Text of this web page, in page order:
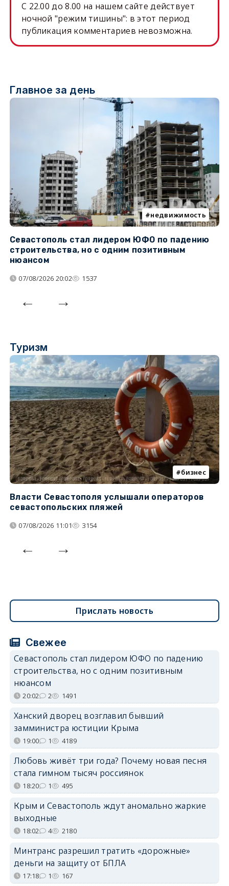
C 22.00 до 8.00 на нашем сайте действует
ночной "режим тишины": в этот период
публикация комментариев невозможна.
Главное за день
недвижимость
Севастополь стал лидером ЮФО по падению
строительства, но с одним позитивным
нюансом
07/08/2026 20:02 1537
Туризм
бизнес
Власти Севастополя услышали операторов
севастопольских пляжей
07/08/2026 11:01 3154
Прислать новость
Свежее
Севастополь стал лидером ЮФО по падению
строительства, но с одним позитивным
нюансом
20:02 2 1491
Ханский дворец возглавил бывший
замминистра юстиции Крыма
19:00 1 4189
Любовь живёт три года? Почему новая песня
стала гимном тысяч россиянок
18:20 1 495
Крым и Севастополь ждут аномально жаркие
выходные
18:02 4 2180
Минтранс разрешил тратить «дорожные»
деньги на защиту от БПЛА
17:18 1 167